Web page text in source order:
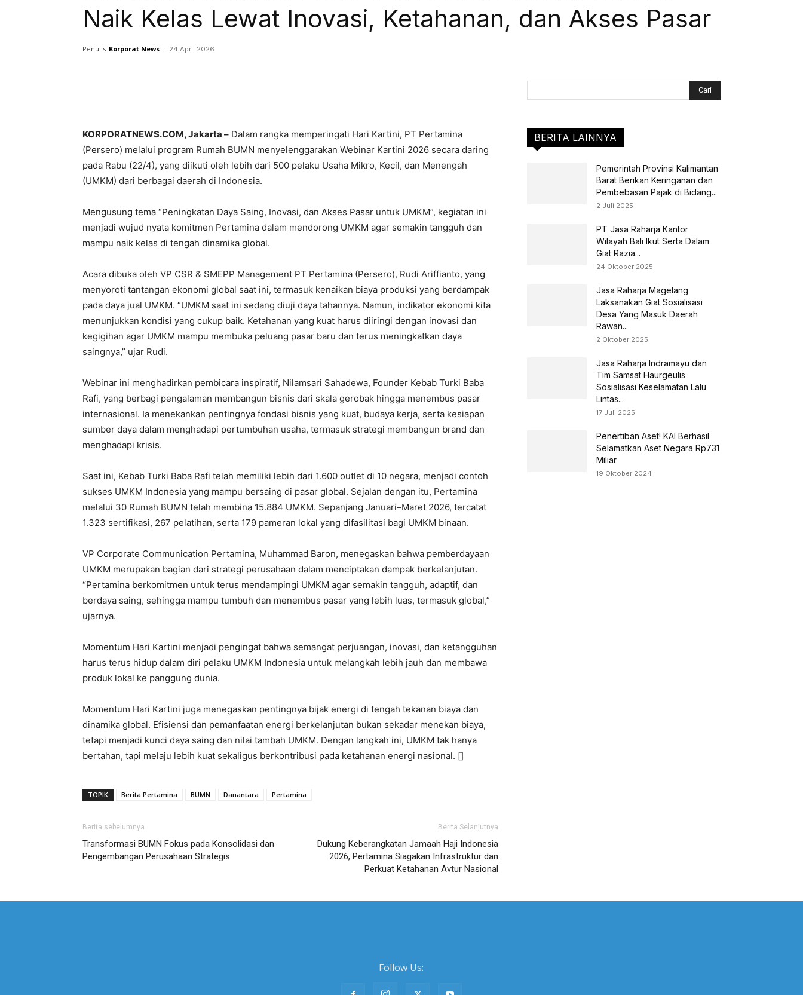
Naik Kelas Lewat Inovasi, Ketahanan, dan Akses Pasar
Penulis Korporat News - 24 April 2026
KORPORATNEWS.COM, Jakarta – Dalam rangka memperingati Hari Kartini, PT Pertamina
(Persero) melalui program Rumah BUMN menyelenggarakan Webinar Kartini 2026 secara daring
pada Rabu (22/4), yang diikuti oleh lebih dari 500 pelaku Usaha Mikro, Kecil, dan Menengah
(UMKM) dari berbagai daerah di Indonesia.
Mengusung tema “Peningkatan Daya Saing, Inovasi, dan Akses Pasar untuk UMKM”, kegiatan ini
menjadi wujud nyata komitmen Pertamina dalam mendorong UMKM agar semakin tangguh dan
mampu naik kelas di tengah dinamika global.
Acara dibuka oleh VP CSR & SMEPP Management PT Pertamina (Persero), Rudi Ariffianto, yang
menyoroti tantangan ekonomi global saat ini, termasuk kenaikan biaya produksi yang berdampak
pada daya jual UMKM. “UMKM saat ini sedang diuji daya tahannya. Namun, indikator ekonomi kita
menunjukkan kondisi yang cukup baik. Ketahanan yang kuat harus diiringi dengan inovasi dan
kegigihan agar UMKM mampu membuka peluang pasar baru dan terus meningkatkan daya
saingnya,” ujar Rudi.
Webinar ini menghadirkan pembicara inspiratif, Nilamsari Sahadewa, Founder Kebab Turki Baba
Rafi, yang berbagi pengalaman membangun bisnis dari skala gerobak hingga menembus pasar
internasional. Ia menekankan pentingnya fondasi bisnis yang kuat, budaya kerja, serta kesiapan
sumber daya dalam menghadapi pertumbuhan usaha, termasuk strategi membangun brand dan
menghadapi krisis.
Saat ini, Kebab Turki Baba Rafi telah memiliki lebih dari 1.600 outlet di 10 negara, menjadi contoh
sukses UMKM Indonesia yang mampu bersaing di pasar global. Sejalan dengan itu, Pertamina
melalui 30 Rumah BUMN telah membina 15.884 UMKM. Sepanjang Januari–Maret 2026, tercatat
1.323 sertifikasi, 267 pelatihan, serta 179 pameran lokal yang difasilitasi bagi UMKM binaan.
VP Corporate Communication Pertamina, Muhammad Baron, menegaskan bahwa pemberdayaan
UMKM merupakan bagian dari strategi perusahaan dalam menciptakan dampak berkelanjutan.
“Pertamina berkomitmen untuk terus mendampingi UMKM agar semakin tangguh, adaptif, dan
berdaya saing, sehingga mampu tumbuh dan menembus pasar yang lebih luas, termasuk global,”
ujarnya.
Momentum Hari Kartini menjadi pengingat bahwa semangat perjuangan, inovasi, dan ketangguhan
harus terus hidup dalam diri pelaku UMKM Indonesia untuk melangkah lebih jauh dan membawa
produk lokal ke panggung dunia.
Momentum Hari Kartini juga menegaskan pentingnya bijak energi di tengah tekanan biaya dan
dinamika global. Efisiensi dan pemanfaatan energi berkelanjutan bukan sekadar menekan biaya,
tetapi menjadi kunci daya saing dan nilai tambah UMKM. Dengan langkah ini, UMKM tak hanya
bertahan, tapi melaju lebih kuat sekaligus berkontribusi pada ketahanan energi nasional. []
TOPIK Berita Pertamina BUMN Danantara Pertamina
Berita sebelumnya
Transformasi BUMN Fokus pada Konsolidasi dan
Pengembangan Perusahaan Strategis
Berita Selanjutnya
Dukung Keberangkatan Jamaah Haji Indonesia
2026, Pertamina Siagakan Infrastruktur dan
Perkuat Ketahanan Avtur Nasional
BERITA LAINNYA
Pemerintah Provinsi Kalimantan
Barat Berikan Keringanan dan
Pembebasan Pajak di Bidang...
2 Juli 2025
PT Jasa Raharja Kantor
Wilayah Bali Ikut Serta Dalam
Giat Razia...
24 Oktober 2025
Jasa Raharja Magelang
Laksanakan Giat Sosialisasi
Desa Yang Masuk Daerah
Rawan...
2 Oktober 2025
Jasa Raharja Indramayu dan
Tim Samsat Haurgeulis
Sosialisasi Keselamatan Lalu
Lintas...
17 Juli 2025
Penertiban Aset! KAI Berhasil
Selamatkan Aset Negara Rp731
Miliar
19 Oktober 2024
Follow Us: